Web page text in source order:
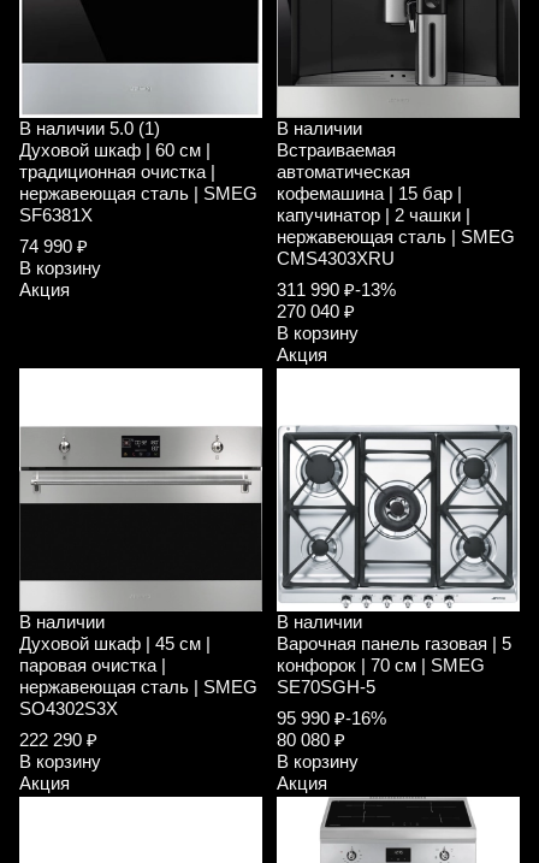
В наличии 5.0 (1)
Духовой шкаф | 60 см |
традиционная очистка |
нержавеющая сталь | SMEG
SF6381X
74 990 ₽
В корзину
Акция
В наличии
Встраиваемая
автоматическая
кофемашина | 15 бар |
капучинатор | 2 чашки |
нержавеющая сталь | SMEG
CMS4303XRU
311 990 ₽-13%
270 040 ₽
В корзину
Акция
В наличии
Духовой шкаф | 45 см |
паровая очистка |
нержавеющая сталь | SMEG
SO4302S3X
222 290 ₽
В корзину
Акция
В наличии
Варочная панель газовая | 5
конфорок | 70 см | SMEG
SE70SGH-5
95 990 ₽-16%
80 080 ₽
В корзину
Акция